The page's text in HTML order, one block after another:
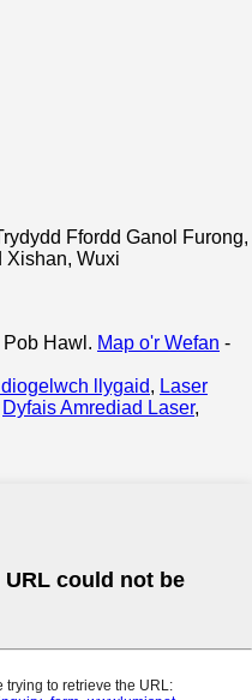
Ffordd Ganol Furong,
Xishan, Wuxi
Hawl. Map o'r Wefan -
diogelwch llygaid, Laser
Dyfais Amrediad Laser,